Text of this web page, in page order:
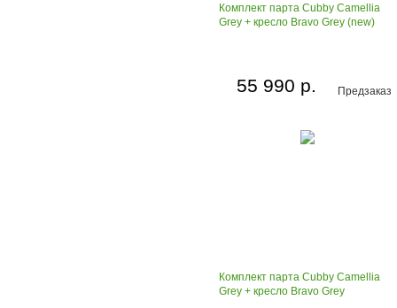
Комплект парта Cubby Camellia
Grey + кресло Bravo Grey (new)
Предзаказ
55 990 р.
Комплект парта Cubby Camellia
Grey + кресло Bravo Grey